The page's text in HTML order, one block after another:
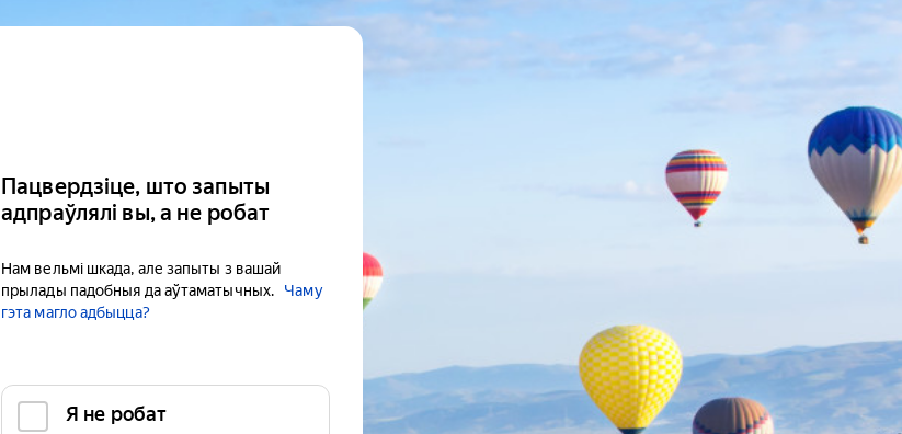
Пацвердзіце, што запыты
адпраўлялі вы, а не робат
Нам вельмі шкада, але запыты з вашай
прылады падобныя да аўтаматычных.
Чаму
гэта магло адбыцца?
Я не робат